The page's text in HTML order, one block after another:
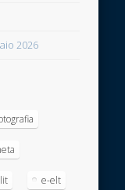
2026
e-elt